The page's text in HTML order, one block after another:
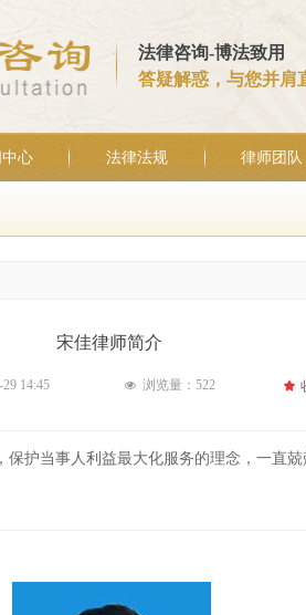
法律咨询-博法致用
答疑解惑，与您并肩
心 法律法规 律师团队
宋佳律师简介
끄
넶 浏览量： 522
29 14:45
护当事人利益最大化服务的理念，一直